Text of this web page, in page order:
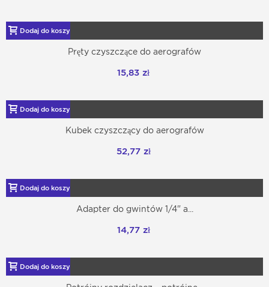
Dodaj do koszyka
Pręty czyszczące do aerografów
15,83 zł
Dodaj do koszyka
Kubek czyszczący do aerografów
52,77 zł
Dodaj do koszyka
Adapter do gwintów 1/4" a...
14,77 zł
Dodaj do koszyka